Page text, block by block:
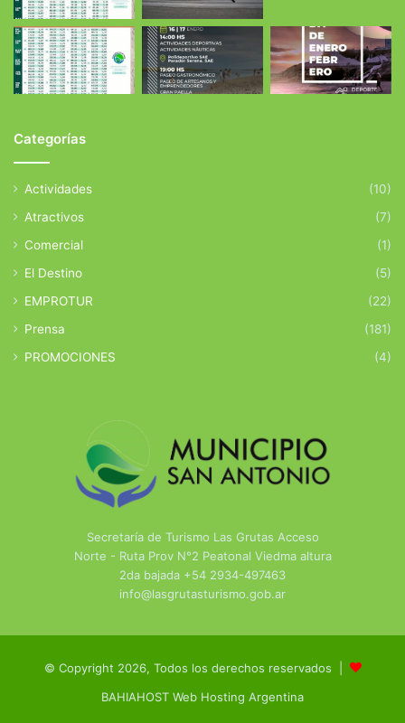
Categorías
Actividades
(10)
Atractivos
(7)
Comercial
(1)
El Destino
(5)
EMPROTUR
(22)
Prensa
(181)
PROMOCIONES
(4)
Secretaría de Turismo Las Grutas Acceso
Norte - Ruta Prov N°2 Peatonal Viedma altura
2da bajada +54 2934-497463
info@lasgrutasturismo.gob.ar
© Copyright 2026, Todos los derechos reservados |
BAHIAHOST Web Hosting Argentina